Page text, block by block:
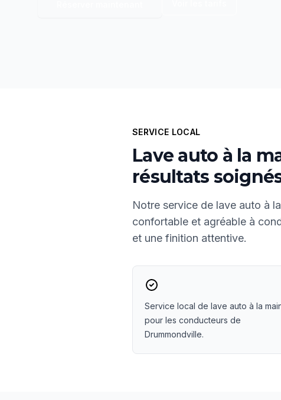
SERVICE LOCAL
Lave auto à la
résultats
Notre service de lave auto à
confortable et agréable à
et une finition attentive.
Service local de lave auto à la
pour les conducteurs de
Drummondville.